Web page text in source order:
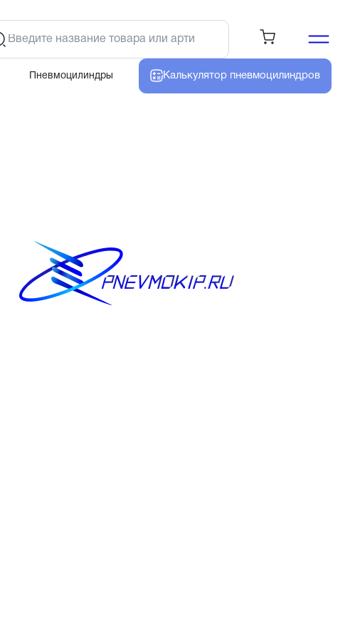
Пневмоцилиндры Калькулятор пневмоцилиндров